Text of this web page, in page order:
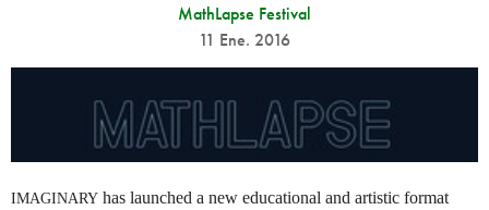
MathLapse Festival
11 Ene. 2016
IMAGINARY has launched a new educational and artistic format